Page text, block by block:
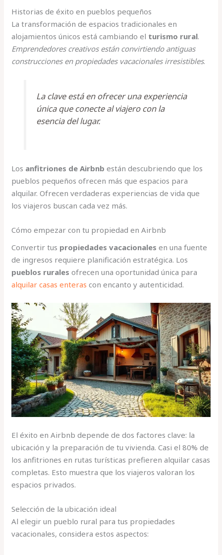
Historias de éxito en pueblos pequeños
La transformación de espacios tradicionales en
alojamientos únicos está cambiando el turismo rural.
Emprendedores creativos están convirtiendo antiguas
construcciones en propiedades vacacionales irresistibles.
La clave está en ofrecer una experiencia
única que conecte al viajero con la
esencia del lugar.
Los anfitriones de Airbnb están descubriendo que los
pueblos pequeños ofrecen más que espacios para
alquilar. Ofrecen verdaderas experiencias de vida que
los viajeros buscan cada vez más.
Cómo empezar con tu propiedad en Airbnb
Convertir tus propiedades vacacionales en una fuente
de ingresos requiere planificación estratégica. Los
pueblos rurales ofrecen una oportunidad única para
alquilar casas enteras con encanto y autenticidad.
El éxito en Airbnb depende de dos factores clave: la
ubicación y la preparación de tu vivienda. Casi el 80% de
los anfitriones en rutas turísticas prefieren alquilar casas
completas. Esto muestra que los viajeros valoran los
espacios privados.
Selección de la ubicación ideal
Al elegir un pueblo rural para tus propiedades
vacacionales, considera estos aspectos: